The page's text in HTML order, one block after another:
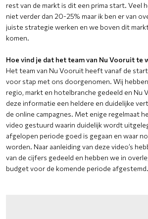
rest van de markt is dit een prima start. Veel
niet verder dan 20-25% maar ik ben er van
juiste strategie werken en we boven dit
komen.
Hoe vind je dat het team van Nu Vooruit te
Het team van Nu Vooruit heeft vanaf de
voor stap met ons doorgenomen. Wij
regio, markt en hotelbranche gedeeld en Nu
deze informatie een heldere en duidelijke
de online campagnes. Met enige regelmaat
video gestuurd waarin duidelijk wordt
afgelopen periode goed is gegaan en waar
worden. Naar aanleiding van deze video’s
van de cijfers gedeeld en hebben we in
budget voor de komende periode afgestemd.